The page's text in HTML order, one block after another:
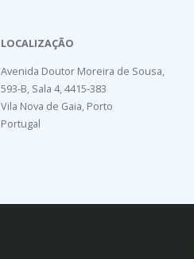
LOCALIZAÇÃO
Avenida Doutor Moreira de Sousa,
593-B, Sala 4, 4415-383
Vila Nova de Gaia, Porto
Portugal